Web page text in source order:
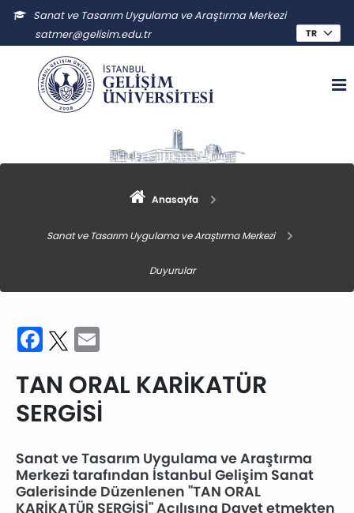
Sanat ve Tasarım Uygulama ve Araştırma Merkezi
satmer@gelisim.edu.tr
Anasayfa
Sanat ve Tasarım Uygulama ve Araştırma Merkezi
Duyurular
Facebook
Twitter
TAN ORAL KARİKATÜR
SERGİSİ
Sanat ve Tasarım Uygulama ve Araştırma
Merkezi tarafından İstanbul Gelişim Sanat
Galerisinde Düzenlenen "TAN ORAL
KARİKATÜR SERGİSİ" Açılışına Davet etmekten